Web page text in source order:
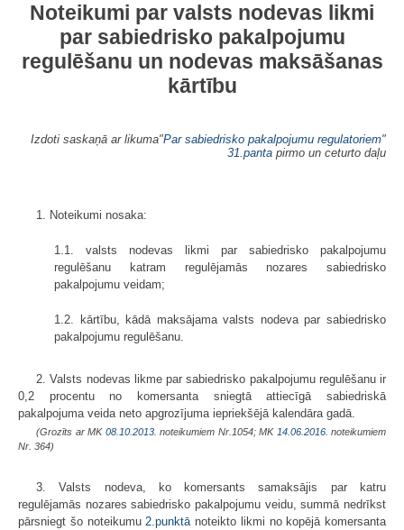
Noteikumi par valsts nodevas likmi
par sabiedrisko pakalpojumu
regulēšanu un nodevas maksāšanas
kārtību
Izdoti saskaņā ar likuma"Par sabiedrisko pakalpojumu regulatoriem"
31.panta pirmo un ceturto daļu
1. Noteikumi nosaka:
1.1. valsts nodevas likmi par sabiedrisko pakalpojumu
regulēšanu katram regulējamās nozares sabiedrisko
pakalpojumu veidam;
1.2. kārtību, kādā maksājama valsts nodeva par sabiedrisko
pakalpojumu regulēšanu.
2. Valsts nodevas likme par sabiedrisko pakalpojumu regulēšanu ir
0,2 procentu no komersanta sniegtā attiecīgā sabiedriskā
pakalpojuma veida neto apgrozījuma iepriekšējā kalendāra gadā.
(Grozīts ar MK 08.10.2013. noteikumiem Nr.1054; MK 14.06.2016. noteikumiem
Nr. 364)
3. Valsts nodeva, ko komersants samaksājis par katru
regulējamās nozares sabiedrisko pakalpojumu veidu, summā nedrīkst
pārsniegt šo noteikumu 2.punktā noteikto likmi no kopējā komersanta